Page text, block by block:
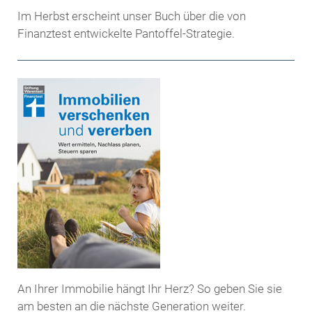
Im Herbst erscheint unser Buch über die von
Finanztest entwickelte Pantoffel-Strategie.
An Ihrer Immobilie hängt Ihr Herz? So geben Sie sie
am besten an die nächste Generation weiter.